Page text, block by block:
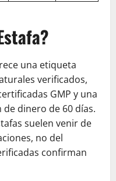
una etiqueta
verificados,
GMP y una
dinero de 60 días.
suelen venir de
no del
confirman